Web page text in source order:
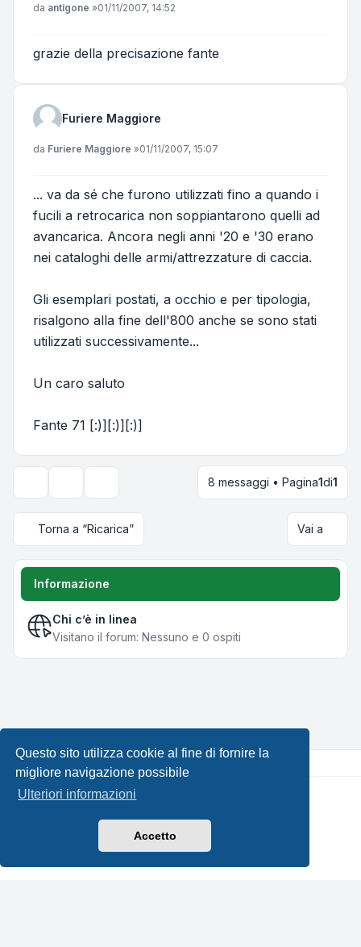
Questo sito utilizza cookie al fine di fornire la
migliore navigazione possibile
Ulteriori informazioni
Accetto
Messaggio
da antigone »01/11/2007, 14:52
grazie della precisazione fante
Furiere Maggiore
Messaggio
da Furiere Maggiore »01/11/2007, 15:07
... va da sé che furono utilizzati fino a quando i
fucili a retrocarica non soppiantarono quelli ad
avancarica. Ancora negli anni '20 e '30 erano
nei cataloghi delle armi/attrezzature di caccia.
Gli esemplari postati, a occhio e per tipologia,
risalgono alla fine dell'800 anche se sono stati
utilizzati successivamente...
Un caro saluto
Fante 71 [:)][:)][:)]
Opzioni di visualizzazione e ordinamento
8 messaggi • Pagina1di1
Torna a “Ricarica” Vai a
Informazione
Chi c’è in linea
Visitano il forum: Nessuno e 0 ospiti
Creato daphpBB® Forum Software © phpBB Limited •
Leenoz.com
phpBB-Italia.it
Condizioni|Tutti gli orari sono